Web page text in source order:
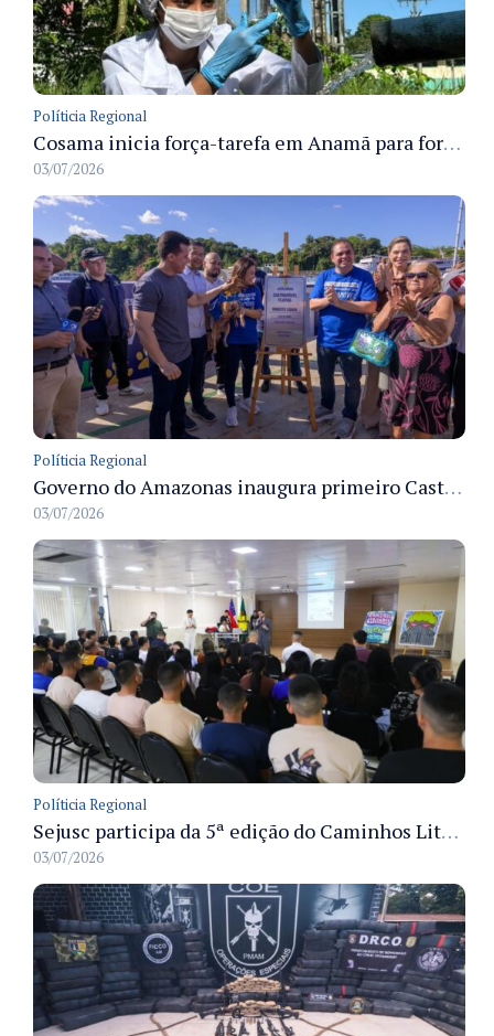
Políticia Regional
Cosama inicia força-tarefa em Anamã para fortalecer abastecimento de água e segurança hídrica da população
03/07/2026
Políticia Regional
Governo do Amazonas inaugura primeiro Castramóvel Fluvial para atendimento veterinário às comunidades ribeirinhas e castração gratuita
03/07/2026
Políticia Regional
Sejusc participa da 5ª edição do Caminhos Literários com foco na cultura hip-hop nas unidades socioeducativas
03/07/2026